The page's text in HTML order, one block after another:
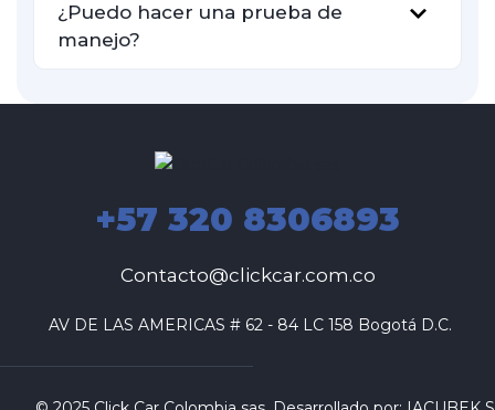
¿Puedo hacer una prueba de
manejo?
+57 320 8306893
Contacto@clickcar.com.co
AV DE LAS AMERICAS # 62 - 84 LC 158 Bogotá D.C.